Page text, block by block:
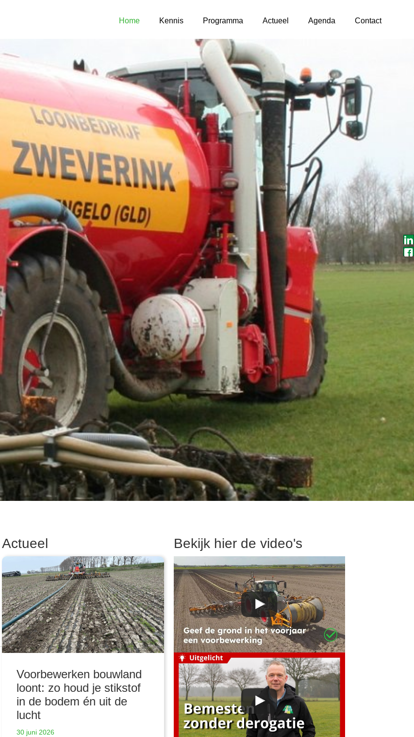
Home Kennis Programma Actueel Agenda Contact
Actueel
Voorbewerken bouwland
loont: zo houd je stikstof
in de bodem én uit de
lucht
30 juni 2026
Bekijk hier de video's